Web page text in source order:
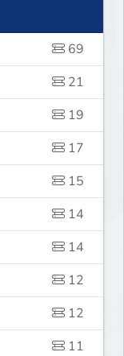
69
21
19
17
15
14
14
12
12
11